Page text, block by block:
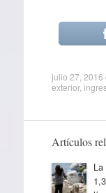
julio 27, 2016
exterior,
Artículos